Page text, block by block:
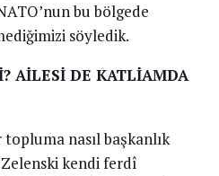
bu bölgede
söyledik.
AİLESİ DE KATLİAMDA
nasıl başkanlık
Zelenski kendi ferdî